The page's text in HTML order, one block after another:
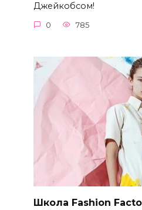
Джейкобсом!
0 785
Школа Fashion